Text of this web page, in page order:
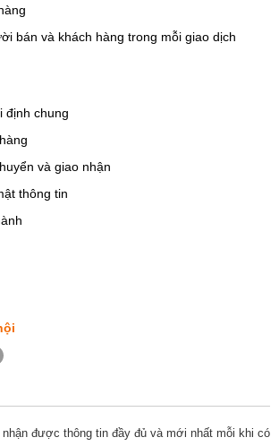
bán và khách hàng trong mỗi giao dịch
định chung
và giao nhận
thông tin
nhận được thông tin đầy đủ và mới nhất mỗi khi có